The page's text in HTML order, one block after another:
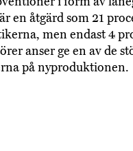
en åtgärd som 21
men endast 4
anser ge en av de
på nyproduktionen.